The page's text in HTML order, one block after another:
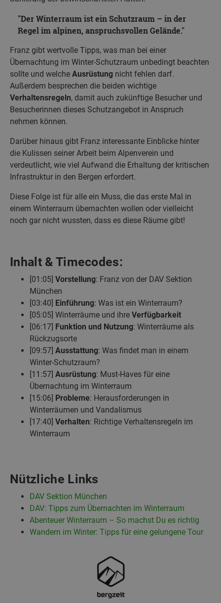
Der Winterraum ist ein Schutzraum – in der
Regel im alpinen, anspruchsvollen Gelände.
Franz gibt wertvolle Tipps, was man bei einer
Übernachtung im Winter-Schutzraum unbedingt beachten
sollte und welche Ausrüstung nicht fehlen darf.
Außerdem besprechen die beiden wichtige
Verhaltensregeln, damit auch zukünftige Besucher und
Besucherinnen dieses Schutzangebot in Anspruch
nehmen können.
Darüber hinaus gibt Franz interessante Einblicke hinter
die Kulissen seiner Arbeit beim Alpenverein und
verdeutlicht, wie viel Aufwand die Erhaltung der kritischen
Infrastruktur in den Bergen erfordert.
Diese Folge ist für alle ein Muss, die das erste Mal in
einem Winterraum übernachten wollen oder vielleicht
noch gar nicht wussten, dass es diese Räume gibt!
Inhalt & Timecodes:
[01:05] Vorstellung: Franz von der DAV Sektion
München
[03:40] Einführung: Was ist ein Winterraum?
[05:05] Winterräume und ihre Verfügbarkeit
[06:17] Funktion und Nutzung: Winterräume als
Rückzugsorte
[09:57] Ausstattung: Was findet man in einem
Winter-Schutzraum?
[11:57] Ausrüstung: Must-Haves für eine
Übernachtung im Winterraum
[15:06] Probleme: Herausforderungen in
Winterräumen und Vandalismus
[17:40] Verhalten: Richtige Verhaltensregeln im
Winterraum
Nützliche Links
DAV Sektion München
DAV: Tipps zum Übernachten im Winterraum
Abenteuer Winterraum – So machst Du es richtig
Wandern im Winter: Tipps für eine gelungene Tour